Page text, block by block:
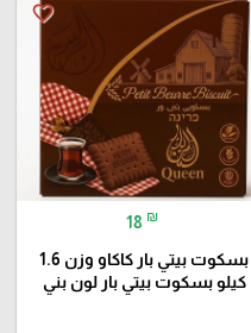
favorite_border
18 ₪
بسكوت بيتي بار كاكاو وزن 1.6
كيلو بسكوت بيتي بار لون بني